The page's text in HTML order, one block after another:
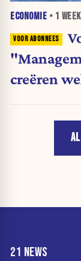
ECONOMIE • 1 WEEK
creëren
21 NEWS